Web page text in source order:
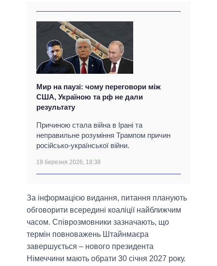
Мир на паузі: чому переговори між
США, Україною та рф не дали
результату
Причиною стала війна в Ірані та
неправильне розуміння Трампом причин
російсько-української війни.
19 березня 2026, 18:38
За інформацією видання, питання планують
обговорити всередині коаліції найближчим
часом. Співрозмовники зазначають, що
термін повноважень Штайнмаєра
завершується – нового президента
Німеччини мають обрати 30 січня 2027 року.